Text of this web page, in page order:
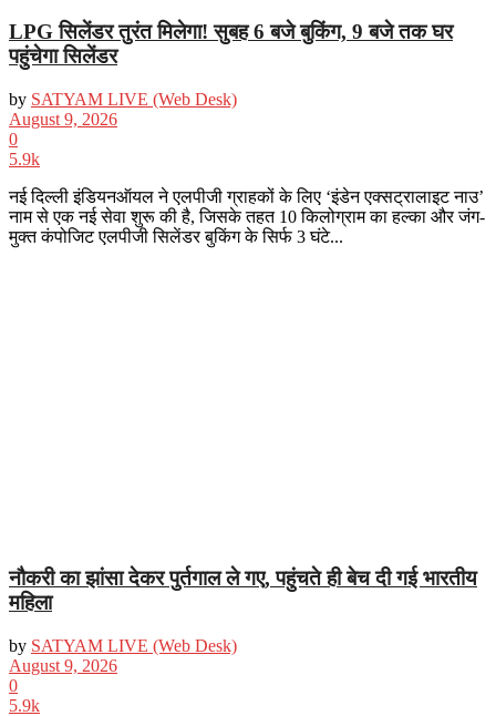
LPG सिलेंडर तुरंत मिलेगा! सुबह 6 बजे बुकिंग, 9 बजे तक घर
पहुंचेगा सिलेंडर
by SATYAM LIVE (Web Desk)
August 9, 2026
0
5.9k
नई दिल्ली इंडियनऑयल ने एलपीजी ग्राहकों के लिए ‘इंडेन एक्सट्रालाइट नाउ’
नाम से एक नई सेवा शुरू की है, जिसके तहत 10 किलोग्राम का हल्का और जंग-
मुक्त कंपोजिट एलपीजी सिलेंडर बुकिंग के सिर्फ 3 घंटे...
नौकरी का झांसा देकर पुर्तगाल ले गए, पहुंचते ही बेच दी गई भारतीय
महिला
by SATYAM LIVE (Web Desk)
August 9, 2026
0
5.9k